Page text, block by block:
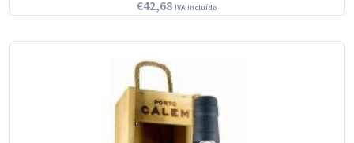
€42,68 IVA incluído